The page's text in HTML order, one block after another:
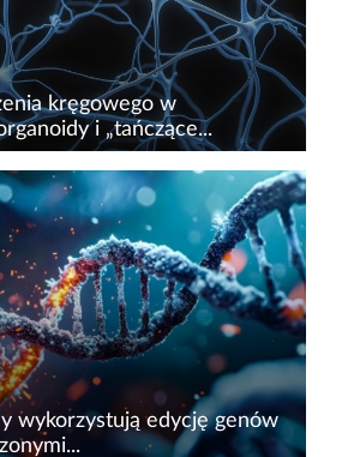
kręgowego w
i „tańczące...
kręgowego należą do
ośrodkowego układu
pierwotnej utraty
są wtórne procesy
uszkodzenia powstaje...
wykorzystują edycję genów